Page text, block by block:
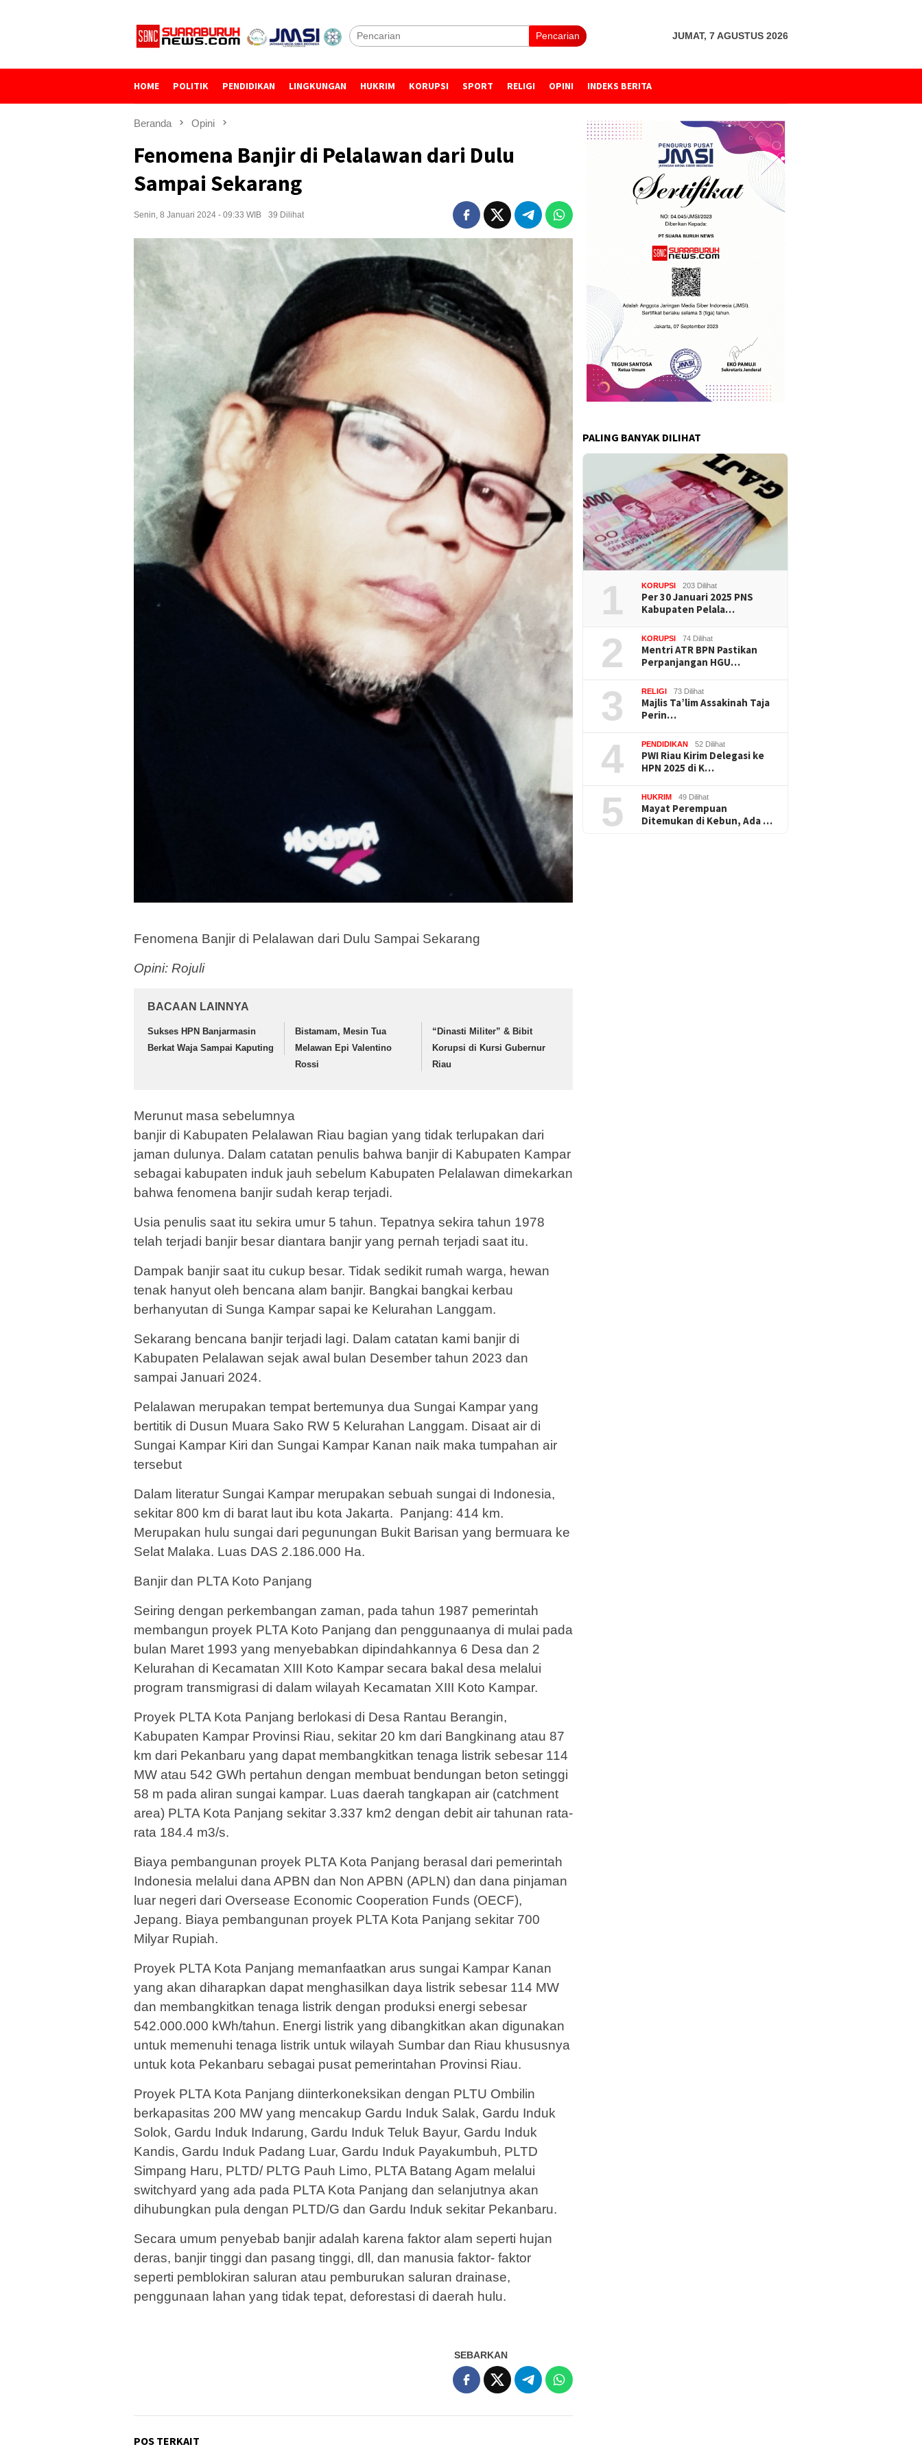
Pencarian JUMAT, 7 AGUSTUS 2026
HOME POLITIK PENDIDIKAN LINGKUNGAN HUKRIM KORUPSI SPORT RELIGI OPINI INDEKS BERITA
Beranda Opini
Fenomena Banjir di Pelalawan dari Dulu
Sampai Sekarang
Senin, 8 Januari 2024 - 09:33 WIB 39 Dilihat
Fenomena Banjir di Pelalawan dari Dulu Sampai Sekarang
Opini: Rojuli
BACAAN LAINNYA
Sukses HPN Banjarmasin
Berkat Waja Sampai Kaputing
Bistamam, Mesin Tua
Melawan Epi Valentino
Rossi
“Dinasti Militer” & Bibit
Korupsi di Kursi Gubernur
Riau
Merunut masa sebelumnya
banjir di Kabupaten Pelalawan Riau bagian yang tidak terlupakan dari
jaman dulunya. Dalam catatan penulis bahwa banjir di Kabupaten Kampar
sebagai kabupaten induk jauh sebelum Kabupaten Pelalawan dimekarkan
bahwa fenomena banjir sudah kerap terjadi.
Usia penulis saat itu sekira umur 5 tahun. Tepatnya sekira tahun 1978
telah terjadi banjir besar diantara banjir yang pernah terjadi saat itu.
Dampak banjir saat itu cukup besar. Tidak sedikit rumah warga, hewan
tenak hanyut oleh bencana alam banjir. Bangkai bangkai kerbau
berhanyutan di Sunga Kampar sapai ke Kelurahan Langgam.
Sekarang bencana banjir terjadi lagi. Dalam catatan kami banjir di
Kabupaten Pelalawan sejak awal bulan Desember tahun 2023 dan
sampai Januari 2024.
Pelalawan merupakan tempat bertemunya dua Sungai Kampar yang
bertitik di Dusun Muara Sako RW 5 Kelurahan Langgam. Disaat air di
Sungai Kampar Kiri dan Sungai Kampar Kanan naik maka tumpahan air
tersebut
Dalam literatur Sungai Kampar merupakan sebuah sungai di Indonesia,
sekitar 800 km di barat laut ibu kota Jakarta. Panjang: 414 km.
Merupakan hulu sungai dari pegunungan Bukit Barisan yang bermuara ke
Selat Malaka. Luas DAS 2.186.000 Ha.
Banjir dan PLTA Koto Panjang
Seiring dengan perkembangan zaman, pada tahun 1987 pemerintah
membangun proyek PLTA Koto Panjang dan penggunaanya di mulai pada
bulan Maret 1993 yang menyebabkan dipindahkannya 6 Desa dan 2
Kelurahan di Kecamatan XIII Koto Kampar secara bakal desa melalui
program transmigrasi di dalam wilayah Kecamatan XIII Koto Kampar.
Proyek PLTA Kota Panjang berlokasi di Desa Rantau Berangin,
Kabupaten Kampar Provinsi Riau, sekitar 20 km dari Bangkinang atau 87
km dari Pekanbaru yang dapat membangkitkan tenaga listrik sebesar 114
MW atau 542 GWh pertahun dengan membuat bendungan beton setinggi
58 m pada aliran sungai kampar. Luas daerah tangkapan air (catchment
area) PLTA Kota Panjang sekitar 3.337 km2 dengan debit air tahunan rata-
rata 184.4 m3/s.
Biaya pembangunan proyek PLTA Kota Panjang berasal dari pemerintah
Indonesia melalui dana APBN dan Non APBN (APLN) dan dana pinjaman
luar negeri dari Oversease Economic Cooperation Funds (OECF),
Jepang. Biaya pembangunan proyek PLTA Kota Panjang sekitar 700
Milyar Rupiah.
Proyek PLTA Kota Panjang memanfaatkan arus sungai Kampar Kanan
yang akan diharapkan dapat menghasilkan daya listrik sebesar 114 MW
dan membangkitkan tenaga listrik dengan produksi energi sebesar
542.000.000 kWh/tahun. Energi listrik yang dibangkitkan akan digunakan
untuk memenuhi tenaga listrik untuk wilayah Sumbar dan Riau khususnya
untuk kota Pekanbaru sebagai pusat pemerintahan Provinsi Riau.
Proyek PLTA Kota Panjang diinterkoneksikan dengan PLTU Ombilin
berkapasitas 200 MW yang mencakup Gardu Induk Salak, Gardu Induk
Solok, Gardu Induk Indarung, Gardu Induk Teluk Bayur, Gardu Induk
Kandis, Gardu Induk Padang Luar, Gardu Induk Payakumbuh, PLTD
Simpang Haru, PLTD/ PLTG Pauh Limo, PLTA Batang Agam melalui
switchyard yang ada pada PLTA Kota Panjang dan selanjutnya akan
dihubungkan pula dengan PLTD/G dan Gardu Induk sekitar Pekanbaru.
Secara umum penyebab banjir adalah karena faktor alam seperti hujan
deras, banjir tinggi dan pasang tinggi, dll, dan manusia faktor- faktor
seperti pemblokiran saluran atau pemburukan saluran drainase,
penggunaan lahan yang tidak tepat, deforestasi di daerah hulu.
SEBARKAN
POS TERKAIT
PALING BANYAK DILIHAT
1 KORUPSI 203 Dilihat
Per 30 Januari 2025 PNS
Kabupaten Pelala…
2 KORUPSI 74 Dilihat
Mentri ATR BPN Pastikan
Perpanjangan HGU…
3 RELIGI 73 Dilihat
Majlis Ta’lim Assakinah Taja
Perin…
4 PENDIDIKAN 52 Dilihat
PWI Riau Kirim Delegasi ke
HPN 2025 di K…
5 HUKRIM 49 Dilihat
Mayat Perempuan
Ditemukan di Kebun, Ada …